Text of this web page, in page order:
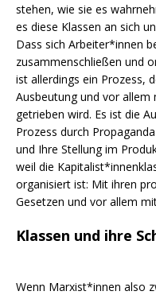
stehen, wie sie es
es diese Klassen an sich
Dass sich Arbeiter*innen
zusammenschließen und
ist allerdings ein Prozess,
Ausbeutung und vor
getrieben wird. Es ist die
Prozess durch
und Ihre Stellung im
weil die
organisiert ist: Mit ihren
Gesetzen und vor allem
Klassen und ihre
Wenn Marxist*innen also